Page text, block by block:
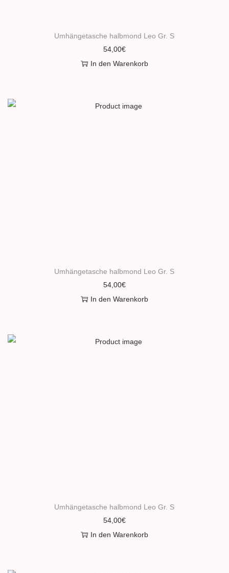
Umhängetasche halbmond Leo Gr. S
54,00€
In den Warenkorb
Umhängetasche halbmond Leo Gr. S
54,00€
In den Warenkorb
Umhängetasche halbmond Leo Gr. S
54,00€
In den Warenkorb